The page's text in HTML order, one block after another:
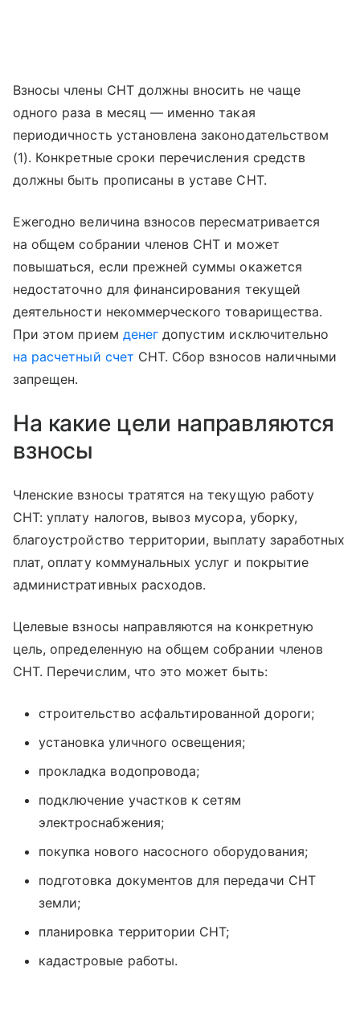
Взносы члены СНТ должны вносить не чаще
одного раза в месяц — именно такая
периодичность установлена законодательством
(1). Конкретные сроки перечисления средств
должны быть прописаны в уставе СНТ.
Ежегодно величина взносов пересматривается
на общем собрании членов СНТ и может
повышаться, если прежней суммы окажется
недостаточно для финансирования текущей
деятельности некоммерческого товарищества.
При этом прием денегдопустим исключительно
на расчетный счет СНТ. Сбор взносов наличными
запрещен.
На какие цели направляются
взносы
Членские взносы тратятся на текущую работу
СНТ: уплату налогов, вывоз мусора, уборку,
благоустройство территории, выплату заработных
плат, оплату коммунальных услуг и покрытие
административных расходов.
Целевые взносы направляются на конкретную
цель, определенную на общем собрании членов
СНТ. Перечислим, что это может быть:
строительство асфальтированной дороги;
установка уличного освещения;
прокладка водопровода;
подключение участков к сетям
электроснабжения;
покупка нового насосного оборудования;
подготовка документов для передачи СНТ
земли;
планировка территории СНТ;
кадастровые работы.